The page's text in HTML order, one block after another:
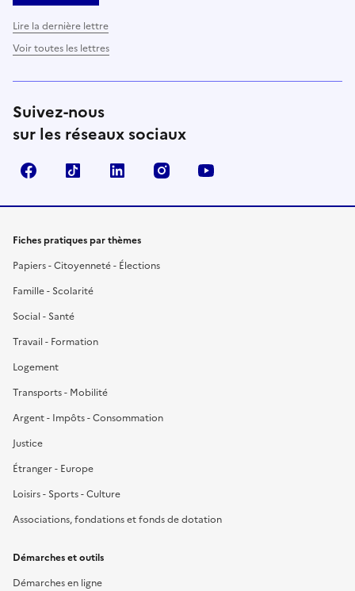
Lire la dernière lettre
Voir toutes les lettres
Suivez-nous
sur les réseaux sociaux
FacebookTikTok LinkedIn Instagram
Fiches pratiques par thèmes
Papiers - Citoyenneté - Élections
Famille - Scolarité
Social - Santé
Travail - Formation
Logement
Transports - Mobilité
Argent - Impôts - Consommation
Justice
Étranger - Europe
Loisirs - Sports - Culture
Associations, fondations et fonds de dotation
Démarches et outils
Démarches en ligne